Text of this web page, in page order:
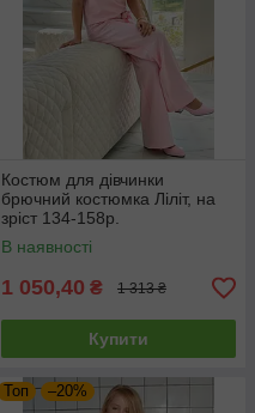
Костюм для дівчинки
брючний костюмка Ліліт, на
зріст 134-158р.
В наявності
1 050,40 ₴ 1 313 ₴
Купити
Топ –20%